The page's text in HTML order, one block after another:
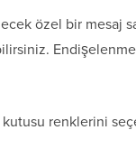
özel bir mesaj
renklerini